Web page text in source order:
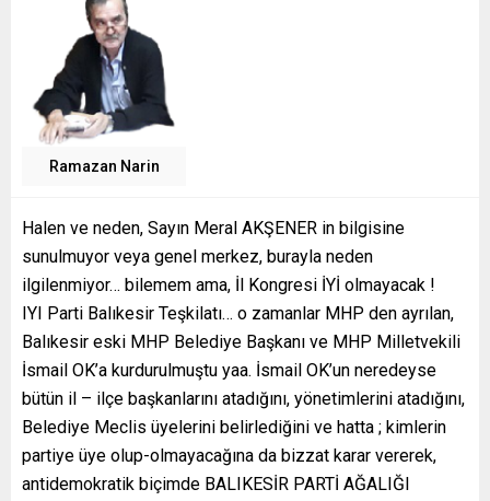
Ramazan Narin
Halen ve neden, Sayın Meral AKŞENER in bilgisine
sunulmuyor veya genel merkez, burayla neden
ilgilenmiyor… bilemem ama, İl Kongresi İYİ olmayacak !
IYI Parti Balıkesir Teşkilatı… o zamanlar MHP den ayrılan,
Balıkesir eski MHP Belediye Başkanı ve MHP Milletvekili
İsmail OK’a kurdurulmuştu yaa. İsmail OK’un neredeyse
bütün il – ilçe başkanlarını atadığını, yönetimlerini atadığını,
Belediye Meclis üyelerini belirlediğini ve hatta ; kimlerin
partiye üye olup-olmayacağına da bizzat karar vererek,
antidemokratik biçimde BALIKESİR PARTİ AĞALIĞI